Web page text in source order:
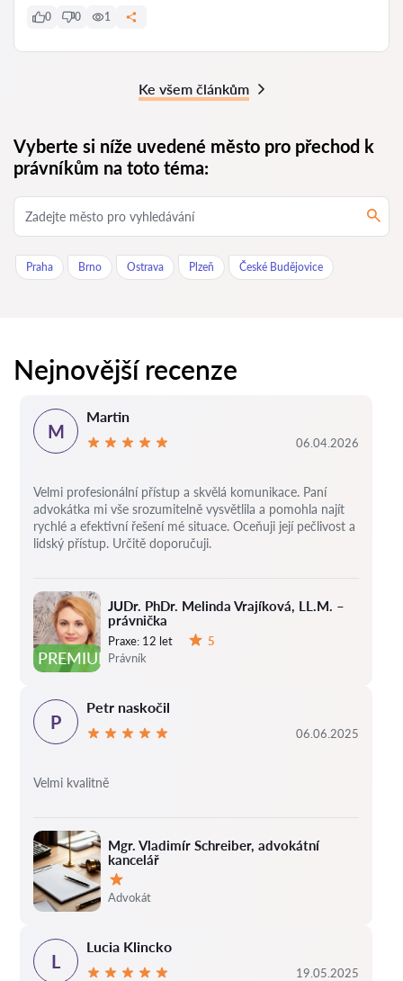
0 0 1
Ke všem článkům
Vyberte si níže uvedené město pro přechod k
právníkům na toto téma:
Praha Brno Ostrava Plzeň České Budějovice
Nejnovější recenze
PREMIUM
JUDr. PhDr. Melinda Vrajíková, LL.M. –
právnička
Praxe: 12 let
5
Právník
M
Martin
06.04.2026
Velmi profesionální přístup a skvělá komunikace. Paní
advokátka mi vše srozumitelně vysvětlila a pomohla najít
rychlé a efektivní řešení mé situace. Oceňuji její pečlivost a
lidský přístup. Určitě doporučuji.
Mgr. Vladimír Schreiber, advokátní
kancelář
Hodnocení:
Advokát
P
Petr naskočil
06.06.2025
Velmi kvalitně
L
Lucia Klincko
19.05.2025